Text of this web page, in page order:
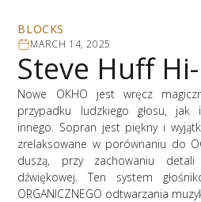
BLOCKS
MARCH 14, 2025
Steve Huff
Nowe OKHO jest wręcz
przypadku ludzkiego głosu, jak
innego. Sopran jest piękny i
zrelaksowane w porównaniu do
duszą, przy zachowaniu
dźwiękowej. Ten system
ORGANICZNEGO odtwarzania